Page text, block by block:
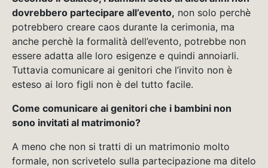
dovrebbero partecipare all’evento, non solo perchè
potrebbero creare caos durante la cerimonia, ma
anche perchè la formalità dell’evento, potrebbe non
essere adatta alle loro esigenze e quindi annoiarli.
Tuttavia comunicare ai genitori che l’invito non è
esteso ai loro figli non è del tutto facile.
Come comunicare ai genitori che i bambini non
sono invitati al matrimonio?
A meno che non si tratti di un matrimonio molto
formale, non scrivetelo sulla partecipazione ma ditelo